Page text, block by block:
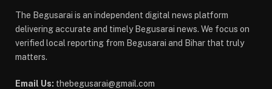
The Begusarai is an independent digital news platform
delivering accurate and timely Begusarai news. We focus on
verified local reporting from Begusarai and Bihar that truly
matters.
Email Us: thebegusarai@gmail.com